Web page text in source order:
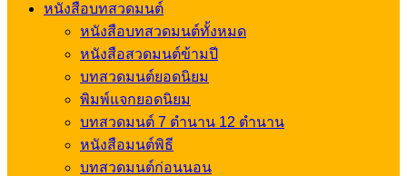
หนังสือบทสวดมนต์
หนังสือบทสวดมนต์ทั้งหมด
หนังสือสวดมนต์ข้ามปี
บทสวดมนต์ยอดนิยม
พิมพ์แจกยอดนิยม
บทสวดมนต์ 7 ตำนาน 12 ตำนาน
หนังสือมนต์พิธี
บทสวดมนต์ก่อนนอน